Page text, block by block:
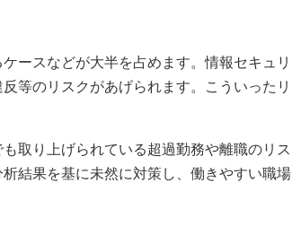
ースなどが大半を占めます。情報セキュリ
等のリスクがあげられます。こういったリ
取り上げられている超過勤務や離職のリス
結果を基に未然に対策し、働きやすい職場